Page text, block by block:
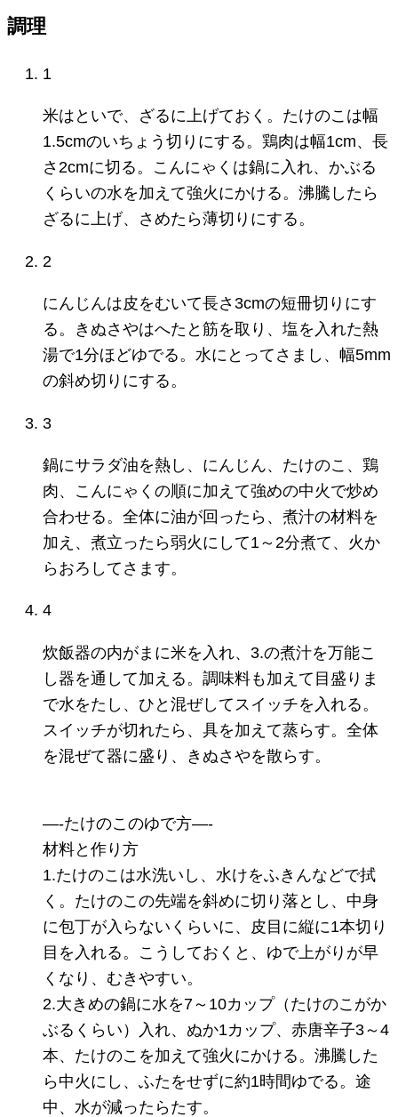
調理
1
米はといで、ざるに上げておく。たけのこは幅
1.5cmのいちょう切りにする。鶏肉は幅1cm、長
さ2cmに切る。こんにゃくは鍋に入れ、かぶる
くらいの水を加えて強火にかける。沸騰したら
ざるに上げ、さめたら薄切りにする。
2
にんじんは皮をむいて長さ3cmの短冊切りにす
る。きぬさやはへたと筋を取り、塩を入れた熱
湯で1分ほどゆでる。水にとってさまし、幅5mm
の斜め切りにする。
3
鍋にサラダ油を熱し、にんじん、たけのこ、鶏
肉、こんにゃくの順に加えて強めの中火で炒め
合わせる。全体に油が回ったら、煮汁の材料を
加え、煮立ったら弱火にして1～2分煮て、火か
らおろしてさます。
4
炊飯器の内がまに米を入れ、3.の煮汁を万能こ
し器を通して加える。調味料も加えて目盛りま
で水をたし、ひと混ぜしてスイッチを入れる。
スイッチが切れたら、具を加えて蒸らす。全体
を混ぜて器に盛り、きぬさやを散らす。
—-たけのこのゆで方—-
材料と作り方
1.たけのこは水洗いし、水けをふきんなどで拭
く。たけのこの先端を斜めに切り落とし、中身
に包丁が入らないくらいに、皮目に縦に1本切り
目を入れる。こうしておくと、ゆで上がりが早
くなり、むきやすい。
2.大きめの鍋に水を7～10カップ（たけのこがか
ぶるくらい）入れ、ぬか1カップ、赤唐辛子3～4
本、たけのこを加えて強火にかける。沸騰した
ら中火にし、ふたをせずに約1時間ゆでる。途
中、水が減ったらたす。